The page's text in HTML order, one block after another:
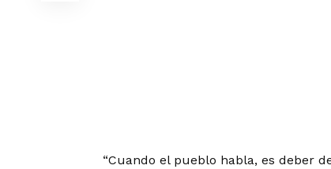
“Cuando el pueblo habla, es deber